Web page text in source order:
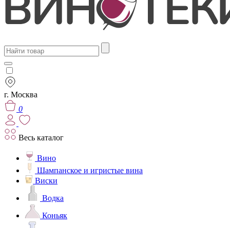
г. Москва
0
Весь каталог
Вино
Шампанское и игристые вина
Виски
Водка
Коньяк